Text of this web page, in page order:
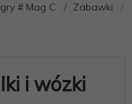
# Mag C Zabawki
i wózki